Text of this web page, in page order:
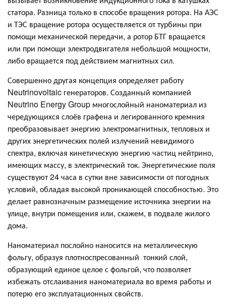
статора. Разница только в способе вращения ротора. На АЭС
и ТЭС вращение ротора осуществляется от турбины при
помощи механической передачи, а ротор БТГ вращается
или при помощи электродвигателя небольшой мощности,
либо вращается под действием магнитных сил.
Совершенно другая концепция определяет работу
Neutrinovoltaic генераторов. Созданный компанией
Neutrino Energy Group многослойный наноматериал из
чередующихся слоёв графена и легированного кремния
преобразовывает энергию электромагнитных, тепловых и
других энергетических полей излучений невидимого
спектра, включая кинетическую энергию частиц нейтрино,
имеющих массу, в электрический ток. Энергетические поля
существуют 24 часа в сутки вне зависимости от погодных
условий, обладая высокой проникающей способностью. Это
делает равнозначным размещение источника энергии на
улице, внутри помещения или, скажем, в подвале жилого
дома.
Наноматериал послойно наносится на металлическую
фольгу, образуя плотноспресованный тонкий слой,
образующий единое целое с фольгой, что позволяет
избежать отслаивания наноматериала во время работы и
потерю его эксплуатационных свойств.